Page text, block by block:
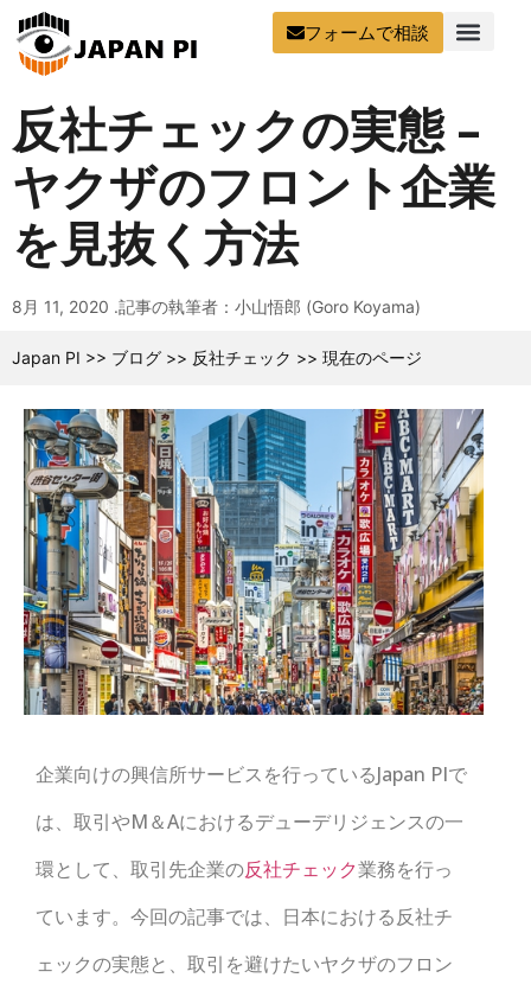
フォームで相談
反社チェックの実態 –
ヤクザのフロント企業
を見抜く方法
8月 11, 2020 .記事の執筆者：小山悟郎 (Goro Koyama)
Japan PI >> ブログ >> 反社チェック >> 現在のページ
企業向けの興信所サービスを行っているJapan PIで
は、取引やM＆Aにおけるデューデリジェンスの一
環として、取引先企業の反社チェック業務を行っ
ています。今回の記事では、日本における反社チ
ェックの実態と、取引を避けたいヤクザのフロン